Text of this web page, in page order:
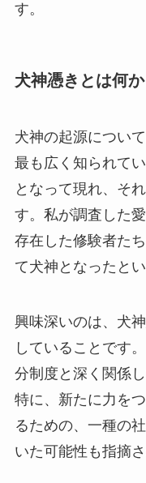
す。
犬神憑きとは何
犬神の起源につい
最も広く知られて
となって現れ、そ
す。私が調査した
存在した修験者た
て犬神となったと
興味深いのは、犬
していることです
分制度と深く関係
特に、新たに力を
るための、一種の
いた可能性も指摘さ